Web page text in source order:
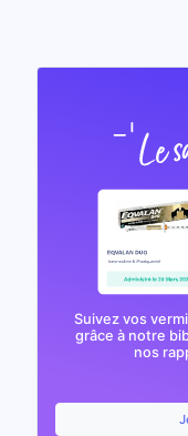
Suivez vos
grâce à notre
nos